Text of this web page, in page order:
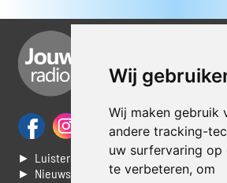
Wij
Wij maken gebruik
andere tracking-
uw surfervaring op
te verbeteren, om
► Luisteren naar Jouwradio
► Nieuws